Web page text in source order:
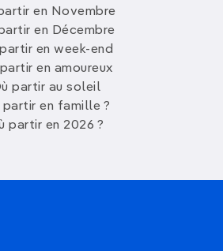
en Novembre
en Décembre
en week-end
en amoureux
partir au soleil
partir en famille ?
partir en 2026 ?